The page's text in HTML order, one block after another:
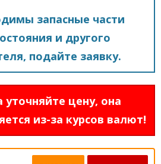
запасные части
и другого
подайте заявку.
уточняйте цену, она
из-за курсов валют!